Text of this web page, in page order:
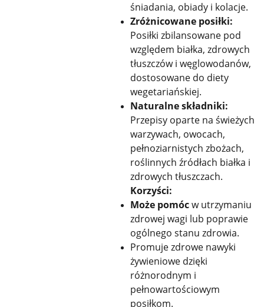
śniadania, obiady i kolacje.
Zróżnicowane posiłki:
Posiłki zbilansowane pod
względem białka, zdrowych
tłuszczów i węglowodanów,
dostosowane do diety
wegetariańskiej.
Naturalne składniki:
Przepisy oparte na świeżych
warzywach, owocach,
pełnoziarnistych zbożach,
roślinnych źródłach białka i
zdrowych tłuszczach.
Korzyści:
Może pomócw utrzymaniu
zdrowej wagi lub poprawie
ogólnego stanu zdrowia.
Promuje zdrowe nawyki
żywieniowe dzięki
różnorodnym i
pełnowartościowym
posiłkom.